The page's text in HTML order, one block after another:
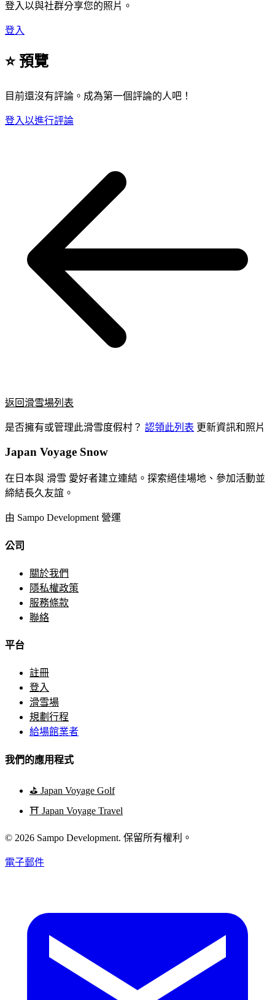
登入以與社群分享您的照片。
登入
⭐ 預覽
目前還沒有評論。成為第一個評論的人吧！
登入以進行評論
返回滑雪場列表
是否擁有或管理此滑雪度假村？ 認領此列表 更新資訊和照片
Japan Voyage Snow
在日本與 滑雪 愛好者建立連結。探索絕佳場地、參加活動並
締結長久友誼。
由 Sampo Development 營運
公司
關於我們
隱私權政策
服務條款
聯絡
平台
註冊
登入
滑雪場
規劃行程
給場館業者
我們的應用程式
⛳ Japan Voyage Golf
⛩️ Japan Voyage Travel
© 2026 Sampo Development. 保留所有權利。
電子郵件